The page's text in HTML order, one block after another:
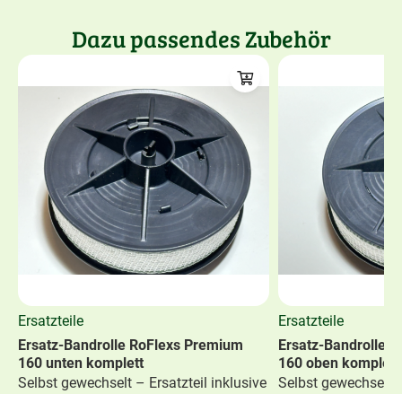
Dazu passendes Zubehör
Ersatzteile
Ersatz-Bandrolle RoFlexs Premium
160 unten komplett
Selbst gewechselt – Ersatzteil inklusive
Ersatzteile
Ersatz-Bandrolle
160 oben komplett
Selbst gewechselt